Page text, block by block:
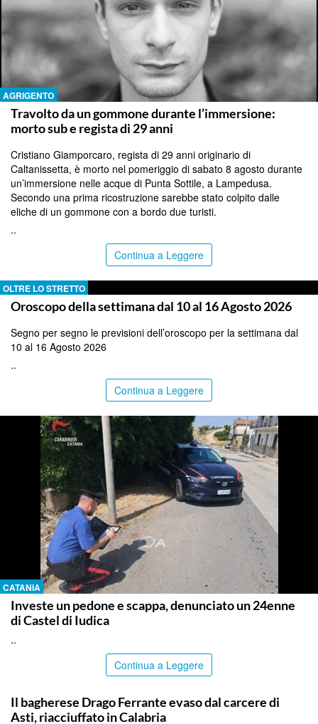
AGRIGENTO
Travolto da un gommone durante l’immersione:
morto sub e regista di 29 anni
Cristiano Giamporcaro, regista di 29 anni originario di
Caltanissetta, è morto nel pomeriggio di sabato 8 agosto durante
un’immersione nelle acque di Punta Sottile, a Lampedusa.
Secondo una prima ricostruzione sarebbe stato colpito dalle
eliche di un gommone con a bordo due turisti.
..
Continua a Leggere
OLTRE LO STRETTO
Oroscopo della settimana dal 10 al 16 Agosto 2026
Segno per segno le previsioni dell’oroscopo per la settimana dal
10 al 16 Agosto 2026
..
Continua a Leggere
CATANIA
Investe un pedone e scappa, denunciato un 24enne
di Castel di Iudica
..
Continua a Leggere
Il bagherese Drago Ferrante evaso dal carcere di
Asti, riacciuffato in Calabria